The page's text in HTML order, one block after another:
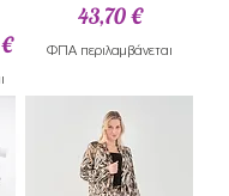
Τιμή
43,70 €
ΦΠΑ περιλαμβάνεται